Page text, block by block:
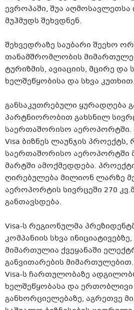
ევროპაში, შუა აღმოსავლეთსა
მუჰმუდს შეხვდნენ.
შეხვედრაზე საუბარი შეეხო
თანამშრომლობის
ტურიზმის, ავიაციის, მცირე და
ხელშეწყობისა და სხვა კუთხით.
განსაკუთრებული ყურადღება
პარტნიორობით გახსნილ
საერთაშორისო აეროპორტში.
Visa ბიზნეს ლაუნჯის
საერთაშორისო აეროპორტში
მარტში ამოქმედდება.
ღირებულება მილიონ ლარზე
აეროპორტის სივრცეში 270
განთავსდება.
Visa-ს რეგიონულმა
კომპანიის სხვა
მიმართულია ქვეყანაში
განვითარების
Visa-ს ჩართულობაზე
ხელშეწყობასა და ერთობლივი
განხორციელებაზე, აგრეთვე